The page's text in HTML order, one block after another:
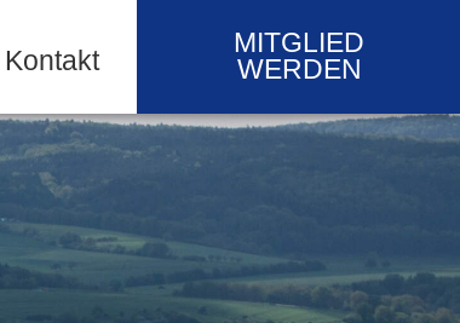
Kontakt
MITGLIED
WERDEN